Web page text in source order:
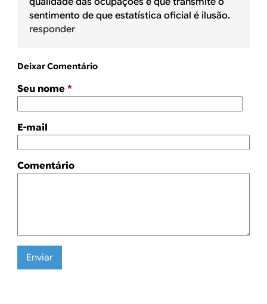
sentimento de que estatística oficial é ilusão.
responder
Deixar Comentário
Seu nome *
E-mail
Comentário